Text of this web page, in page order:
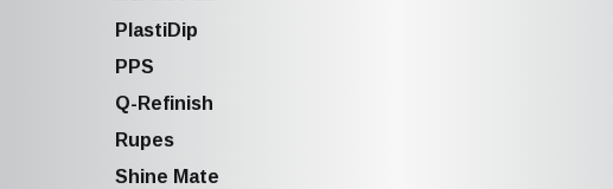
PlastiDip
PPS
Q-Refinish
Rupes
Shine Mate